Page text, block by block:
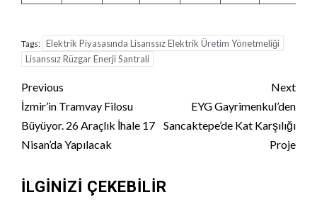
Tags: Elektrik Piyasasında Lisanssız Elektrik Üretim Yönetmeliği
Lisanssız Rüzgar Enerji Santrali
Continue
Reading
Previous
İzmir’in Tramvay Filosu
Büyüyor. 26 Araçlık İhale 17
Nisan’da Yapılacak
Next
EYG Gayrimenkul’den
Sancaktepe’de Kat Karşılığı
Proje
İLGINIZI ÇEKEBILIR